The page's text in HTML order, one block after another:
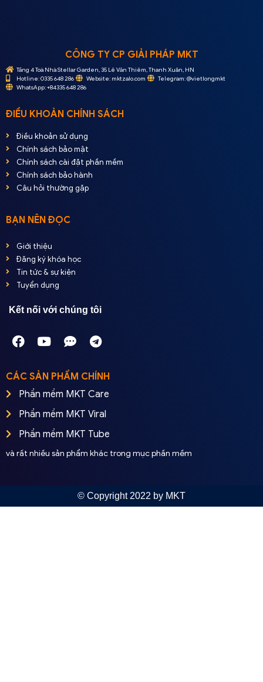
CÔNG TY CP GIẢI PHÁP MKT
Tầng 4 Toà Nhà Stellar Garden, 35 Lê Văn Thiêm, Thanh Xuân, HN
Hotline: 0335 648 286
Website: mktzalo.com
Telegram: @vietlongmkt
WhatsApp: +84335 648 286
ĐIỀU KHOẢN CHÍNH SÁCH
Điều khoản sử dụng
Chính sách bảo mật
Chính sách cài đặt phần mềm
Chính sách bảo hành
Câu hỏi thường gặp
BẠN NÊN ĐỌC
Giới thiệu
Đăng ký khóa học
Tin tức & sự kiện
Tuyển dụng
Kết nối với chúng tôi
CÁC SẢN PHẨM CHÍNH
Phần mềm MKT Care
Phần mềm MKT Viral
Phần mềm MKT Tube
và rất nhiều sản phẩm khác trong mục phần mềm
© Copyright 2022 by MKT